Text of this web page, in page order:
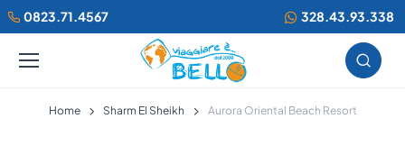
0823.71.4567 328.43.93.338
Home Sharm El Sheikh Aurora Oriental Beach Resort